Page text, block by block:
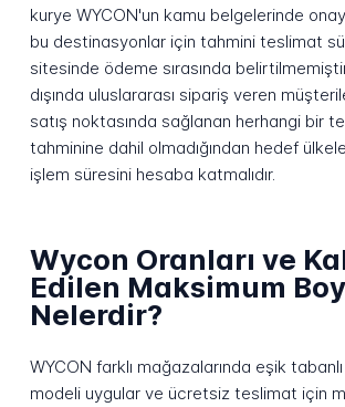
kurye WYCON'un kamu belgelerinde
bu destinasyonlar için tahmini teslimat
sitesinde ödeme sırasında
dışında uluslararası sipariş veren
satış noktasında sağlanan herhangi bir
tahminine dahil olmadığından hedef
işlem süresini hesaba katmalıdır.
Wycon Oranları ve
Edilen Maksimum
Nelerdir?
WYCON farklı mağazalarında eşik
modeli uygular ve ücretsiz teslimat için